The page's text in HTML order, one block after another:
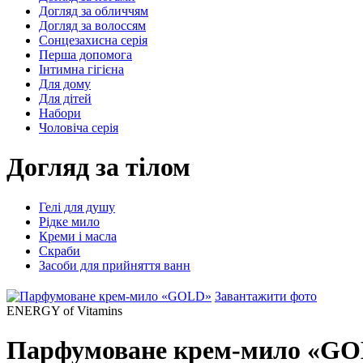
Догляд за обличчям
Догляд за волоссям
Сонцезахисна серія
Перша допомога
Інтимна гігієна
Для дому
Для дітей
Набори
Чоловіча серія
Догляд за тілом
Гелі для душу
Рідке мило
Креми і масла
Скраби
Засоби для прийняття ванн
Завантажити фото
ENERGY of Vitamins
Парфумоване крем-мило